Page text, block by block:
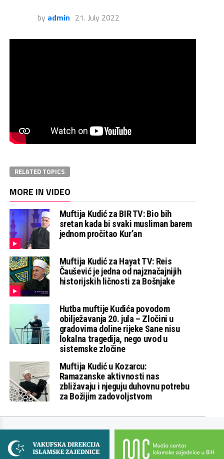
by admin 21. July 2022
RELATED TOPICS
MORE IN VIDEO
Muftija Kudić za BIR TV: Bio bih
sretan kada bi svaki musliman barem
jednom pročitao Kur’an
Muftija Kudić za Hayat TV: Reis
Čaušević je jedna od najznačajnijih
historijskih ličnosti za Bošnjake
Hutba muftije Kudića povodom
obilježavanja 20. jula – Zločini u
gradovima doline rijeke Sane nisu
lokalna tragedija, nego uvod u
sistemske zločine
Muftija Kudić u Kozarcu:
Ramazanske aktivnosti nas
zbližavaju i njeguju duhovnu potrebu
za Božijim zadovoljstvom